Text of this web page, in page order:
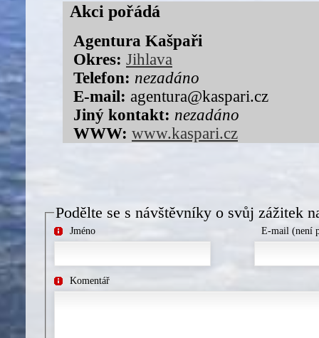
Akci pořádá
Agentura Kašpaři
Okres: Jihlava
Telefon: nezadáno
E-mail: agentura@kaspari.cz
Jiný kontakt: nezadáno
WWW: www.kaspari.cz
Podělte se s návštěvníky o svůj zážitek
Jméno E-mail (není
Komentář